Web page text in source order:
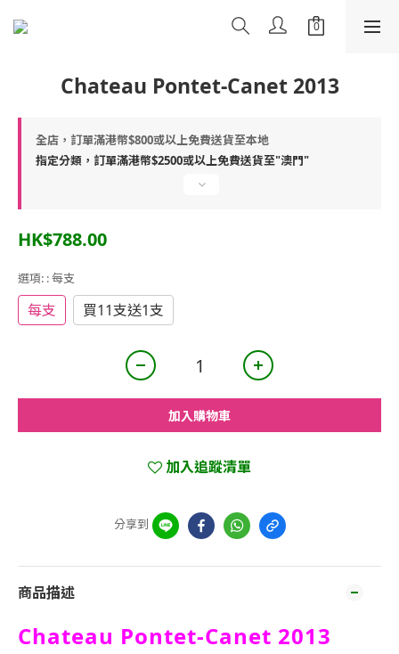
Chateau Pontet-Canet 2013
全店，訂單滿港幣$800或以上免費送貨至本地
指定分類，訂單滿港幣$2500或以上免費送貨至"澳門"
HK$788.00
選項: : 每支
每支 買11支送1支
加入購物車
加入追蹤清單
分享到
商品描述
Chateau Pontet-Canet 2013